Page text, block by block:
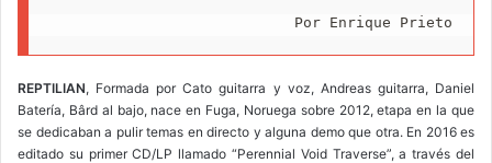
Por Enrique Prieto
REPTILIAN, Formada por Cato guitarra y voz, Andreas guitarra, Daniel
Batería, Bârd al bajo, nace en Fuga, Noruega sobre 2012, etapa en la que
se dedicaban a pulir temas en directo y alguna demo que otra. En 2016 es
editado su primer CD/LP llamado “Perennial Void Traverse”, a través del